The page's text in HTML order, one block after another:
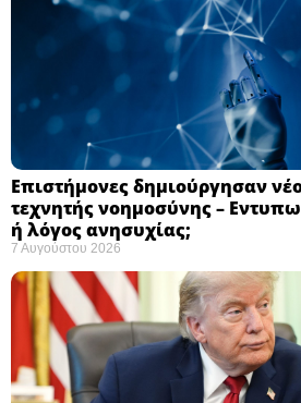
Επιστήμονες δημιούργησαν
τεχνητής νοημοσύνης –
ή λόγος ανησυχίας; ​
7 Αυγούστου 2026